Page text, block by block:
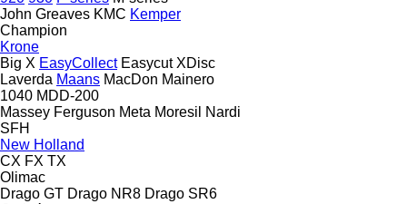
John Greaves KMC Kemper
Champion
Krone
Big X EasyCollect Easycut XDisc
Laverda Maans MacDon Mainero
1040 MDD-200
Massey Ferguson Meta Moresil
Nardi
SFH
New Holland
CX FX TX
Olimac
Drago GT Drago NR8 Drago SR6